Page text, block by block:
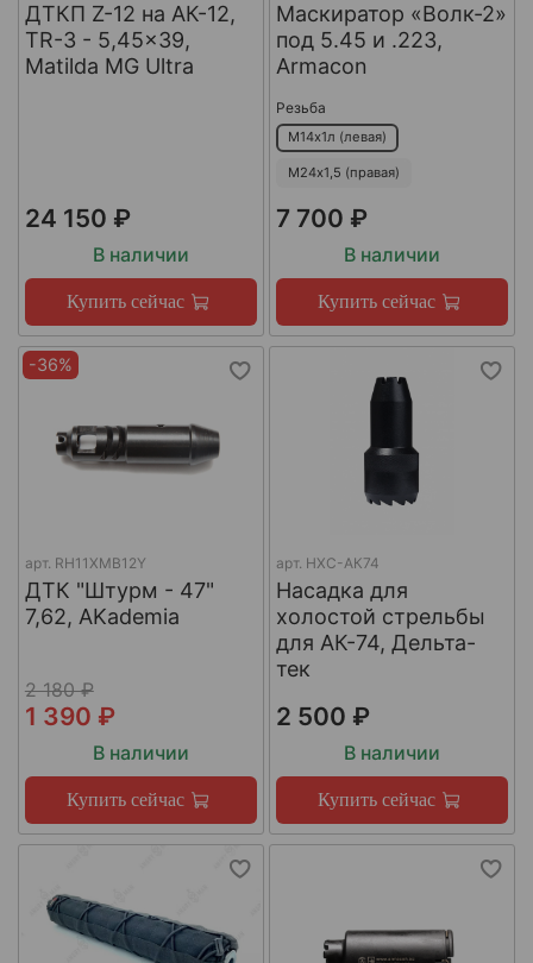
ДТКП Z-12 на АК-12,
TR-3 - 5,45x39,
Matilda MG Ultra
24 150 ₽
В наличии
Купить сейчас
Маскиратор «Волк-2»
под 5.45 и .223,
Armacon
Резьба
М14х1л (левая)
М24х1,5 (правая)
7 700 ₽
В наличии
Купить сейчас
-36%
арт. RH11XMB12Y
ДТК "Штурм - 47"
7,62, AKademia
2 180 ₽
1 390 ₽
В наличии
Купить сейчас
арт. НХС-АК74
Насадка для
холостой стрельбы
для АК-74, Дельта-
тек
2 500 ₽
В наличии
Купить сейчас